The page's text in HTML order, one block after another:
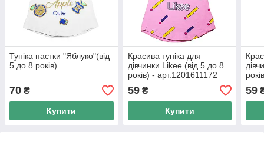
Туніка паєтки "Яблуко"(від
5 до 8 років)
70 ₴
Купити
Красива туніка для
дівчинки Likee (від 5 до 8
років) - арт.1201611172
59₴
Купити
59